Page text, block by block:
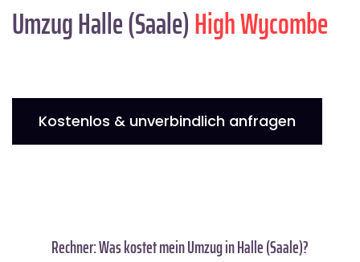
Umzug Halle (Saale)High Wycombe
Kostenlos & unverbindlich anfragen
Rechner: Was kostet mein Umzug in Halle (Saale)?